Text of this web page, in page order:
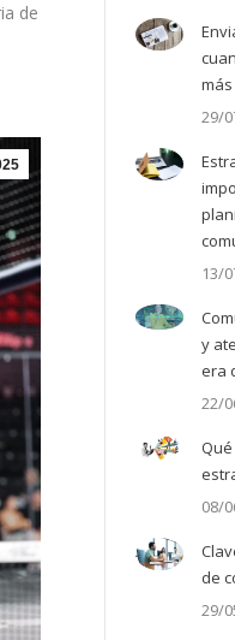
de
29/
13/
y
era
22/
08/
de
29/